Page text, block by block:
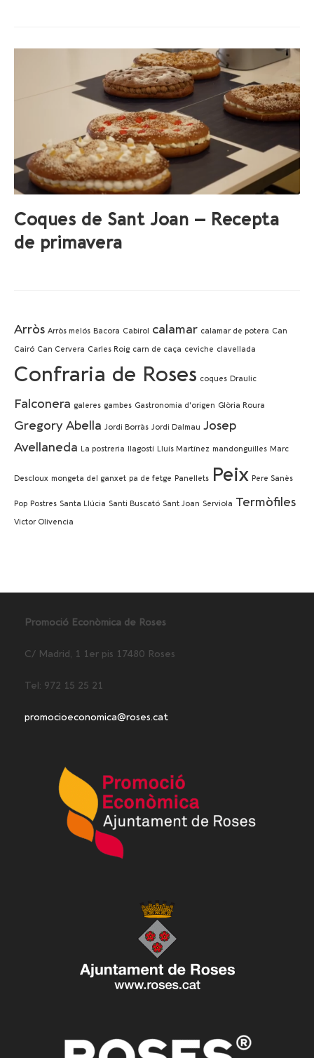
Coques de Sant Joan – Recepta
de primavera
Arròs Arròs melós Bacora Cabirol calamar calamar de potera Can
Cairó Can Cervera Carles Roig carn de caça ceviche clavellada
Confraria de Roses coques Draulic
Falconera galeres gambes Gastronomia d'origen Glòria Roura
Gregory Abella Jordi Borràs Jordi Dalmau Josep
Avellaneda La postreria llagostí Lluís Martínez mandonguilles Marc
Descloux mongeta del ganxet pa de fetge Panellets Peix Pere Sanès
Pop Postres Santa Llúcia Santi Buscató Sant Joan Serviola Termòfiles
Victor Olivencia
Promoció Econòmica de Roses
C/ Madrid, 1 1er pis 17480 Roses
Tel: 972 15 25 21
promocioeconomica@roses.cat